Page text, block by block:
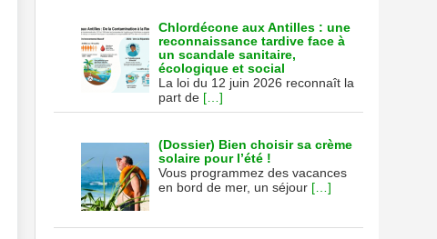
Chlordécone aux Antilles : une
reconnaissance tardive face à
un scandale sanitaire,
écologique et social
La loi du 12 juin 2026 reconnaît la
part de […]
(Dossier) Bien choisir sa crème
solaire pour l’été !
Vous programmez des vacances
en bord de mer, un séjour […]